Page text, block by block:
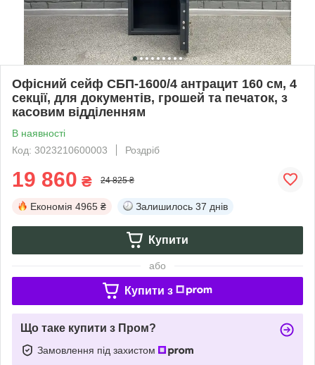
Офісний сейф СБП-1600/4 антрацит 160 см, 4
секції, для документів, грошей та печаток, з
касовим відділенням
В наявності
Код: 3023210600003
Роздріб
19 860 ₴ 24 825 ₴
Економія 4965 ₴ Залишилось 37 днів
Купити
або
Купити з
Що таке купити з Пром?
Замовлення під захистом